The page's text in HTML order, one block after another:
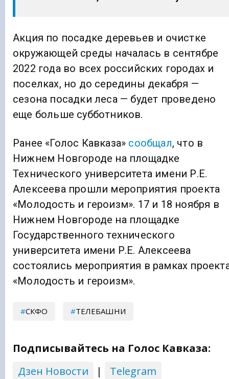
Акция по посадке деревьев и очистке
окружающей среды началась в сентябре
2022 года во всех российских городах и
поселках, но до середины декабря —
сезона посадки леса — будет проведено
еще больше субботников.
Ранее «Голос Кавказа» сообщал, что в
Нижнем Новгороде на площадке
Технического университета имени Р.Е.
Алексеева прошли мероприятия проекта
«Молодость и героизм». 17 и 18 ноября в
Нижнем Новгороде на площадке
Государственного технического
университета имени Р.Е. Алексеева
состоялись мероприятия в рамках
«Молодость и героизм».
СКФО ТЕЛЕБАШНИ
Подписывайтесь на Голос Кавказа:
Дзен Новости
| Telegram